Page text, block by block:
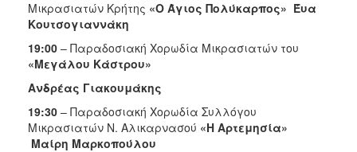
ΠΟΛΙΤΙΣΜΟΣ
ΑΝΘΕΚΤΙΚΗ
ΠΟΛΗ
Μικρασιατών Κρήτης «Ο Άγιος Πολύκαρπος» Έυα
Κουτσογιαννάκη
19:00 – Παραδοσιακή Χορωδία Μικρασιατών του
«Μεγάλου Κάστρου»
Ανδρέας Γιακουμάκης
19:30 – Παραδοσιακή Χορωδία Συλλόγου
Μικρασιατών Ν. Αλικαρνασού «Η Αρτεμησία»
Μαίρη Μαρκοπούλου